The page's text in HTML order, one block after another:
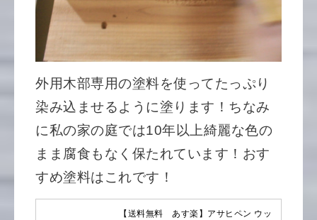
外用木部専用の塗料を使ってたっぷり
染み込ませるように塗ります！ちなみ
に私の家の庭では10年以上綺麗な色の
まま腐食もなく保たれています！おす
すめ塗料はこれです！
【送料無料 あす楽】アサヒペン ウッ